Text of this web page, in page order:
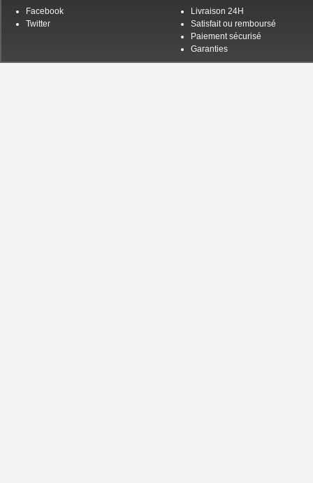
Facebook
Twitter
Livraison 24H
Satisfait ou remboursé
Paiement sécurisé
Garanties